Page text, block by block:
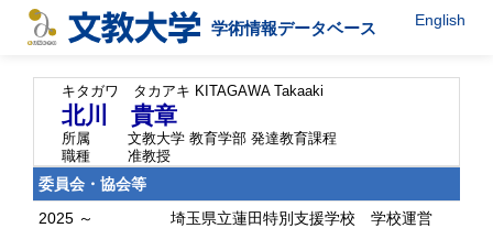
学術情報データベース English
キタガワ タカアキ KITAGAWA Takaaki
北川 貴章
所属
文教大学 教育学部 発達教育課程
職種
准教授
委員会・協会等
2025 ～
埼玉県立蓮田特別支援学校 学校運営